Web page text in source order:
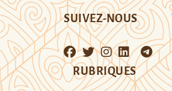
SUIVEZ-NOUS
RUBRIQUES